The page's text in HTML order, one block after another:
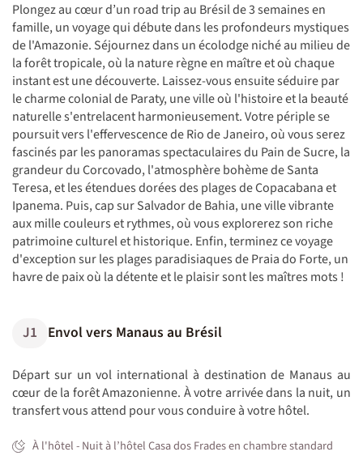
Plongez au cœur d’un road trip au Brésil de 3 semaines en
famille, un voyage qui débute dans les profondeurs mystiques
de l'Amazonie. Séjournez dans un écolodge niché au milieu de
la forêt tropicale, où la nature règne en maître et où chaque
instant est une découverte. Laissez-vous ensuite séduire par
le charme colonial de Paraty, une ville où l'histoire et la beauté
naturelle s'entrelacent harmonieusement. Votre périple se
poursuit vers l'effervescence de Rio de Janeiro, où vous serez
fascinés par les panoramas spectaculaires du Pain de Sucre, la
grandeur du Corcovado, l'atmosphère bohème de Santa
Teresa, et les étendues dorées des plages de Copacabana et
Ipanema. Puis, cap sur Salvador de Bahia, une ville vibrante
aux mille couleurs et rythmes, où vous explorerez son riche
patrimoine culturel et historique. Enfin, terminez ce voyage
d'exception sur les plages paradisiaques de Praia do Forte, un
havre de paix où la détente et le plaisir sont les maîtres mots !
J1 Envol vers Manaus au Brésil
Départ sur un vol international à destination de Manaus au
cœur de la forêt Amazonienne. À votre arrivée dans la nuit, un
transfert vous attend pour vous conduire à votre hôtel.
À l'hôtel - Nuit à l’hôtel Casa dos Frades en chambre standard